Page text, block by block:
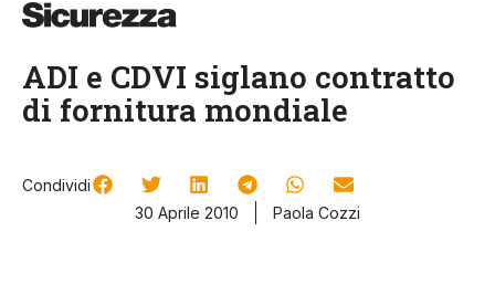
ADI e CDVI siglano contratto
di fornitura mondiale
Condividi
30 Aprile 2010
Paola Cozzi